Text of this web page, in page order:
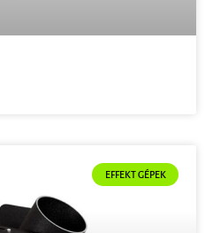
EFFEKT GÉPEK